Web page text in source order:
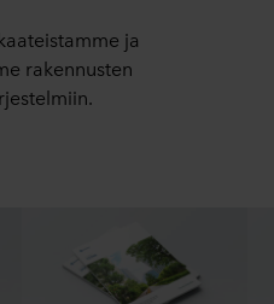
ja
rakennusten